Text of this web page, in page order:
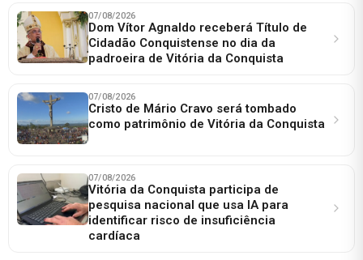
07/08/2026
Dom Vítor Agnaldo receberá Título de
Cidadão Conquistense no dia da
padroeira de Vitória da Conquista
07/08/2026
Cristo de Mário Cravo será tombado
como patrimônio de Vitória da Conquista
07/08/2026
Vitória da Conquista participa de
pesquisa nacional que usa IA para
identificar risco de insuficiência
cardíaca